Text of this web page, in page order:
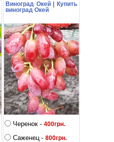
Виноград Окей | Купить
виноград Окей
Черенок - 400грн.
Саженец - 800грн.